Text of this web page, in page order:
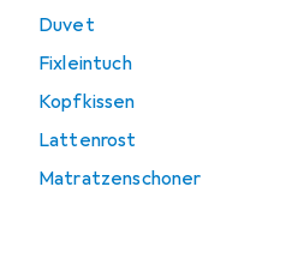
Duvet
Fixleintuch
Kopfkissen
Lattenrost
Matratzenschoner